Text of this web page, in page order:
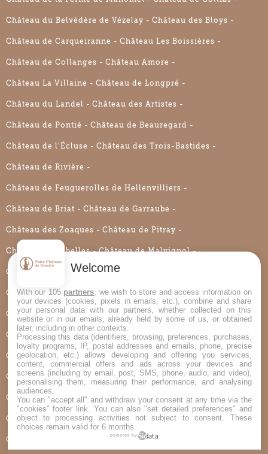
Château du Belvédère de Vézelay Château des Bloys
Château de Carqueiranne Château Les Boissières
Château de Collanges Château Amore
Château La Villaine Château de Longpré
Château du Landel Château des Artistes
Château de Pontié Château de Beauregard
Château de l’Écluse Château des Trois-Bastides
Château de Rivière
Château de Feuguerolles de Hellenvilliers
Château de Briat Château de Garraube
Château des Zoaques Château de Pitray
Château de Rubelles Château de Malvignol
Château de La Bouillerie Château Rouzaud
Château de Montgoger Château du Bellay
Château de La Douve d’Armaillé
Château de Villers-en-Ouche Château de Coislin
Château des Louteaux Château des Gaudras
Château de Pralong Château de Montplaisant
Château du Bois de la Lune Château de La Bijoire
Château du Trioulou Château de Roussillon
Château de La Meynardie Château de Goudourville
Welcome
With our 105 partners , we wish to store and access information on
your devices (cookies, pixels in emails, etc.), combine and share
your personal data with our partners, whether collected on this
website or in our emails, already held by some of us, or obtained
later, including in other contexts.
Processing this data (identifiers, browsing, preferences, purchases,
loyalty programs, IP, postal addresses and emails, phone, precise
geolocation, etc.) allows developing and offering you services,
content, commercial offers and ads across your devices and
screens (including by email, post, SMS, phone, audio, and video),
personalising them, measuring their performance, and analysing
audiences.
You can "accept all" and withdraw your consent at any time via the
"cookies" footer link . You can also "set detailed preferences" and
object to processing activities not subject to consent. These
choices remain valid for 6 months.
powered by